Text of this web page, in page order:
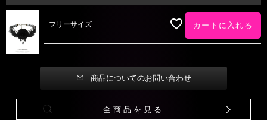
フリーサイズ カートに入れる
商品についてのお問い合わせ
全商品を見る